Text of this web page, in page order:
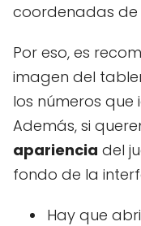
coordenadas de
Por eso, es
imagen del
los números
Además, si
apariencia del
fondo de la
Hay que